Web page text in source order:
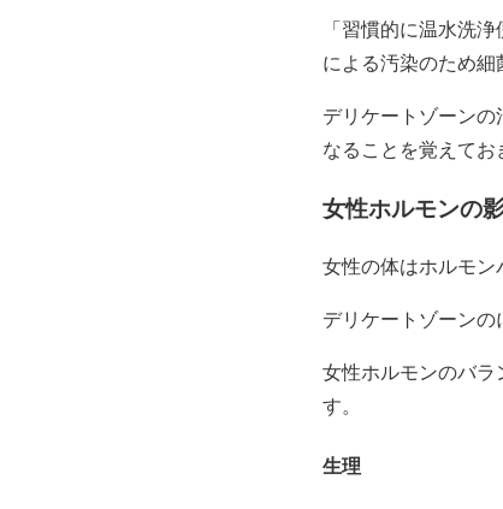
「習慣的に温水洗
による汚染のため
デリケートゾーン
なることを覚えてお
女性ホルモンの
女性の体はホルモン
デリケートゾーンの
女性ホルモンのバ
す。
生理